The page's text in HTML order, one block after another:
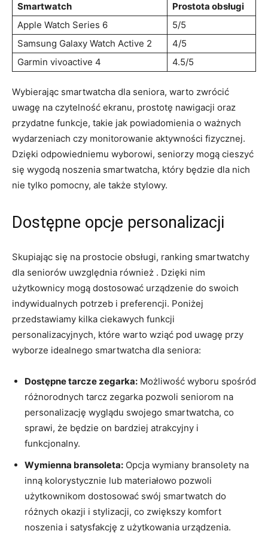
Smartwatch
Prostota obsługi
Apple Watch Series 6
5/5
Samsung Galaxy Watch Active‌ 2
4/5
Garmin vivoactive​ 4
4.5/5
Wybierając smartwatcha dla seniora, warto zwrócić
uwagę na czytelność ekranu, prostotę nawigacji oraz
przydatne funkcje, takie jak powiadomienia o ważnych⁤
wydarzeniach czy monitorowanie aktywności fizycznej.
Dzięki odpowiedniemu wyborowi, seniorzy ‍mogą cieszyć
się wygodą noszenia smartwatcha, który będzie dla nich
nie tylko pomocny, ale także stylowy.
Dostępne opcje personalizacji
Skupiając się na​ prostocie obsługi, ranking smartwatchy
dla seniorów uwzględnia również . Dzięki nim
użytkownicy mogą dostosować urządzenie do swoich
indywidualnych potrzeb i preferencji. ⁤Poniżej
przedstawiamy kilka ciekawych funkcji
personalizacyjnych, które warto wziąć ⁢pod uwagę przy
wyborze‍ idealnego smartwatcha dla seniora:
Dostępne tarcze zegarka: Możliwość wyboru spośród​
różnorodnych tarcz ⁣zegarka pozwoli seniorom na
personalizację wyglądu swojego smartwatcha, co
sprawi, że będzie on bardziej atrakcyjny i
funkcjonalny.
Wymienna bransoleta: Opcja wymiany bransolety na
inną kolorystycznie lub materiałowo‍ pozwoli
użytkownikom dostosować swój smartwatch do
różnych okazji i stylizacji, co zwiększy komfort
noszenia i ‌satysfakcję z użytkowania urządzenia.